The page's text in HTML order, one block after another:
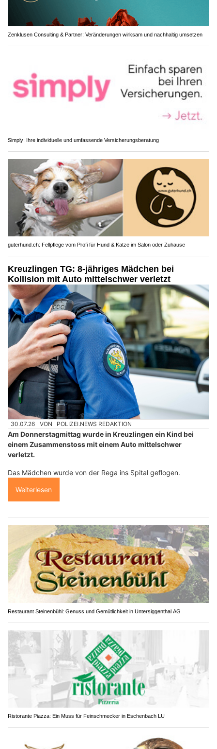
Zenklusen Consulting & Partner: Veränderungen wirksam und nachhaltig umsetzen
Simply: Ihre individuelle und umfassende Versicherungsberatung
guterhund.ch: Fellpflege vom Profi für Hund & Katze im Salon oder Zuhause
Kreuzlingen TG: 8-jähriges Mädchen bei
Kollision mit Auto mittelschwer verletzt
30.07.26 VON POLIZEI.NEWS REDAKTION
Am Donnerstagmittag wurde in Kreuzlingen ein Kind bei
einem Zusammenstoss mit einem Auto mittelschwer
verletzt.
Das Mädchen wurde von der Rega ins Spital geflogen.
Weiterlesen
Restaurant Steinenbühl: Genuss und Gemütlichkeit in Untersiggenthal AG
Ristorante Piazza: Ein Muss für Feinschmecker in Eschenbach LU